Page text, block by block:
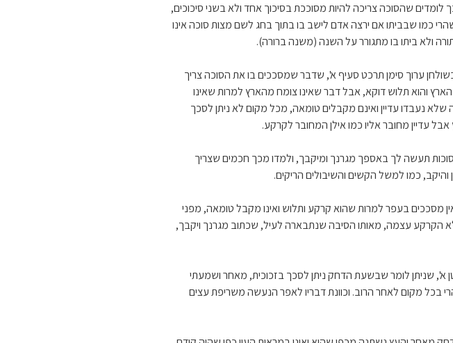
שהסוכה צריכה להיות מסוככת בסיכוך אחד ולא בשני סיכוכים,
כמו שבביתו אם ירצה אדם לישב בו בתוך בחג לשם מצות סוכה אינו
ולא ביתו בו מתגורר על השנה (משנה ברורה).
ערוך סימן תרכט סעיף א', שדבר שמסככים בו את הסוכה צריך
והוא תלוש דוקא, אבל דבר שאינו צומח מהארץ למרות שאינו
נעבדו עדיין ואינם מקבלים טומאה, מכל מקום לא ניתן לסכך
עדיין מחובר אליו כמו אילן המחובר לקרקע.
תעשה לך באספך מגרנך ומיקבך, ולמדו מכך חכמים שצריך
כמו למשל הקשים והשיבולים הריקים.
מסככים בעפר למרות שהוא קרקע ותלוש ואינו מקבל טומאה, מפני
הקרקע עצמה, מאותו הסיבה שנתבארה לעיל, שכתוב מגרנך ויקבך,
א', שניתן לומר שבשעת הדחק ניתן לסכך בזכוכית, מאחר ושמעתי
בכל מקום לאחר הרוב. וכוונת דבריו לאפר הנעשה משריפת עצים